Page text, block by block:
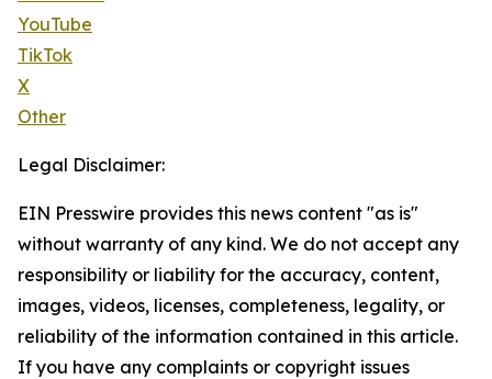
YouTube
TikTok
X
Other
Legal Disclaimer:
EIN Presswire provides this news content "as is"
without warranty of any kind. We do not accept any
responsibility or liability for the accuracy, content,
images, videos, licenses, completeness, legality, or
reliability of the information contained in this article.
If you have any complaints or copyright issues